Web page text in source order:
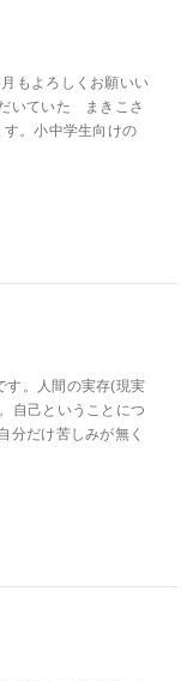
もよろしくお願いい
いていた まきこさ
。小中学生向けの
す。人間の実存(現実
自己ということにつ
分だけ苦しみが無く